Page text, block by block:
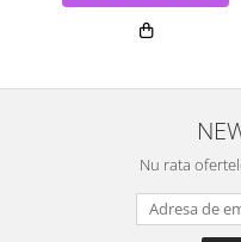
Nu rata